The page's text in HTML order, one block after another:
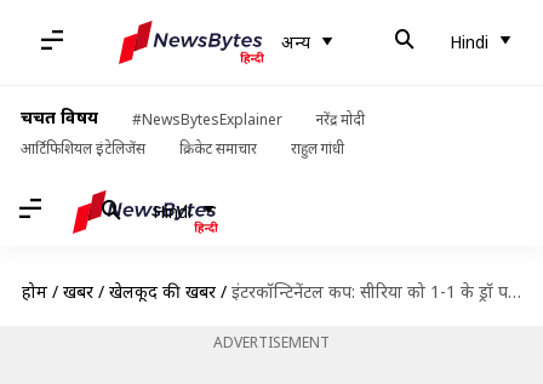
अन्य Hindi
चर्चित विषय #NewsBytesExplainer
नरेंद्र मोदी
आर्टिफिशियल इंटेलिजेंस
क्रिकेट समाचार राहुल गांधी
Hindi
होम / खबरें / खेलकूद की खबरें / इंटरकॉन्टिनेंटल कप: सीरिया को 1-1 के ड्रॉ पर रोककर भारत ने की अपने अभियान की समाप्ति
ADVERTISEMENT